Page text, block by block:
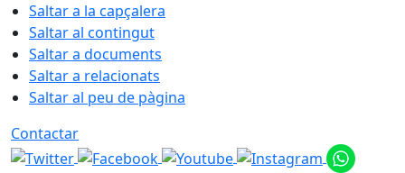
Saltar a la capçalera
Saltar al contingut
Saltar a documents
Saltar a relacionats
Saltar al peu de pàgina
Contactar